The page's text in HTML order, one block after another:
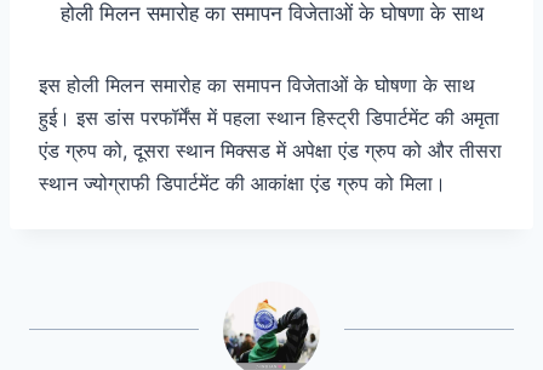
होली मिलन समारोह का समापन विजेताओं के घोषणा के साथ
इस होली मिलन समारोह का समापन विजेताओं के घोषणा के साथ
हुई। इस डांस परफॉर्मेंस में पहला स्थान हिस्ट्री डिपार्टमेंट की अमृता
एंड ग्रुप को, दूसरा स्थान मिक्सड में अपेक्षा एंड ग्रुप को और तीसरा
स्थान ज्योग्राफी डिपार्टमेंट की आकांक्षा एंड ग्रुप को मिला।